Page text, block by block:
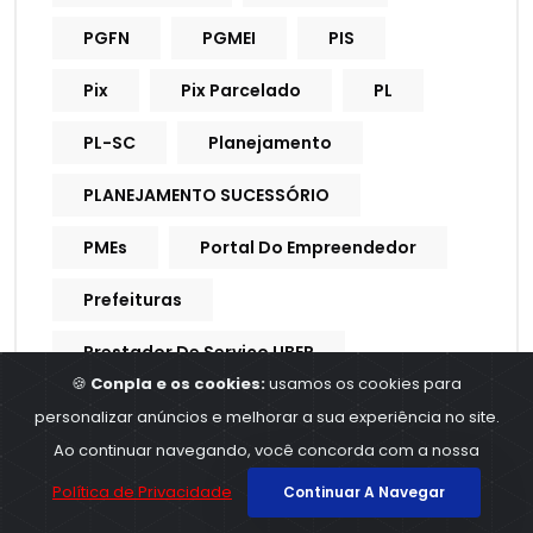
PGFN PGMEI PIS
Pix Pix Parcelado PL
PL-SC Planejamento
PLANEJAMENTO SUCESSÓRIO
PMEs Portal Do Empreendedor
Prefeituras
Prestador De Serviço UBER
Previdência Previdência Privada
Previdência Social Previdencia
🍪 Conpla e os cookies:usamos os cookies para
personalizar anúncios e melhorar a sua experiência no site.
Ao continuar navegando, você concorda com a nossa
Política de Privacidade
Continuar A Navegar